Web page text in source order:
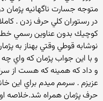
متوجه جسارت ناگهانيه
در رستوران كلي حرف زدن .
كوچيك بدون عناوين رسمي
نوشابه قوطي وقتي بهناز به
و با اين جواب پژمان كه واي
و داد كه همينه كه هست از
عزيزم . سرمم ميدم براي اين